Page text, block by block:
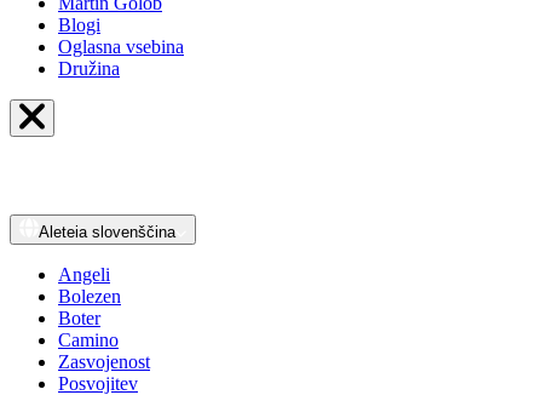
Blogi
Oglasna vsebina
Družina
Aleteia slovenščina
Angeli
Bolezen
Boter
Camino
Zasvojenost
Posvojitev